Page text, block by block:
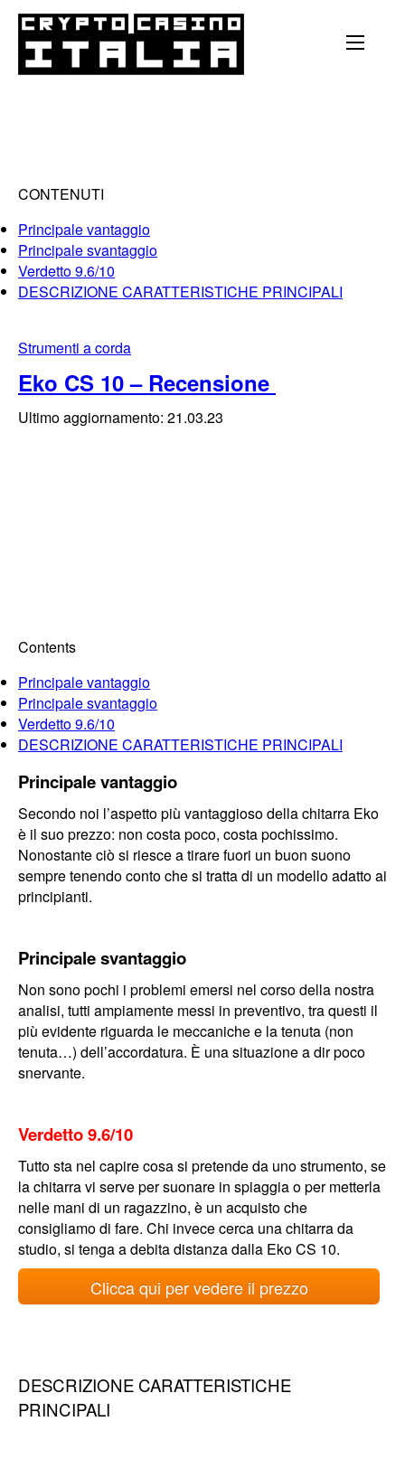
CONTENUTI
Principale vantaggio
Principale svantaggio
Verdetto 9.6/10
DESCRIZIONE CARATTERISTICHE PRINCIPALI
Strumenti a corda
Eko CS 10 – Recensione
Ultimo aggiornamento: 21.03.23
Contents
Principale vantaggio
Principale svantaggio
Verdetto 9.6/10
DESCRIZIONE CARATTERISTICHE PRINCIPALI
Principale vantaggio
Secondo noi l’aspetto più vantaggioso della chitarra Eko
è il suo prezzo: non costa poco, costa pochissimo.
Nonostante ciò si riesce a tirare fuori un buon suono
sempre tenendo conto che si tratta di un modello adatto ai
principianti.
Principale svantaggio
Non sono pochi i problemi emersi nel corso della nostra
analisi, tutti ampiamente messi in preventivo, tra questi il
più evidente riguarda le meccaniche e la tenuta (non
tenuta…) dell’accordatura. È una situazione a dir poco
snervante.
Verdetto 9.6/10
Tutto sta nel capire cosa si pretende da uno strumento, se
la chitarra vi serve per suonare in spiaggia o per metterla
nelle mani di un ragazzino, è un acquisto che
consigliamo di fare. Chi invece cerca una chitarra da
studio, si tenga a debita distanza dalla Eko CS 10.
Clicca qui per vedere il prezzo
DESCRIZIONE CARATTERISTICHE
PRINCIPALI